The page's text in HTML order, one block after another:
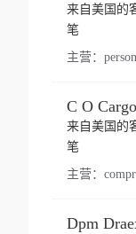
来自美国的
笔
主营：
C O
来自美国的
笔
主营：